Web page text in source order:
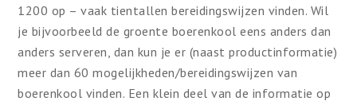
1200 op – vaak tientallen bereidingswijzen vinden. Wil
je bijvoorbeeld de groente boerenkool eens anders dan
anders serveren, dan kun je er (naast productinformatie)
meer dan 60 mogelijkheden/bereidingswijzen van
boerenkool vinden. Een klein deel van de informatie op